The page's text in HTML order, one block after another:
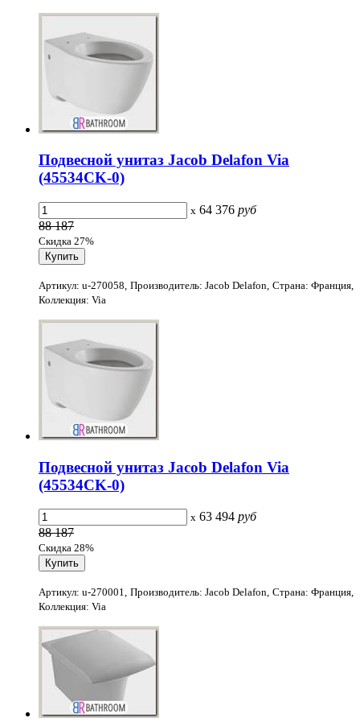
Подвесной унитаз Jacob Delafon Via
(45534CK-0)
x 64 376 руб
88 187
Скидка 27%
Артикул: u-270058, Производитель: Jacob Delafon, Страна: Франция,
Коллекция: Via
Подвесной унитаз Jacob Delafon Via
(45534CK-0)
x 63 494 руб
88 187
Скидка 28%
Артикул: u-270001, Производитель: Jacob Delafon, Страна: Франция,
Коллекция: Via